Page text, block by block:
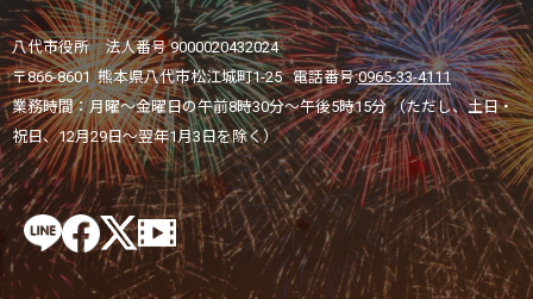
八代市役所 法人番号 9000020432024
〒866-8601 熊本県八代市松江城町1-25 電話番号:0965-33-4111
業務時間：月曜～金曜日の午前8時30分～午後5時15分 （ただし、土日・
祝日、12月29日～翌年1月3日を除く）